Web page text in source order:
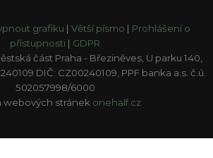
grafiku | Větší písmo | Prohlášení o
přístupnosti | GDPR
část Praha - Březiněves, U parku 140,
DIČ: CZ00240109, PPF banka a.s. č.ú.
502057998/6000
webových stránek onehalf.cz